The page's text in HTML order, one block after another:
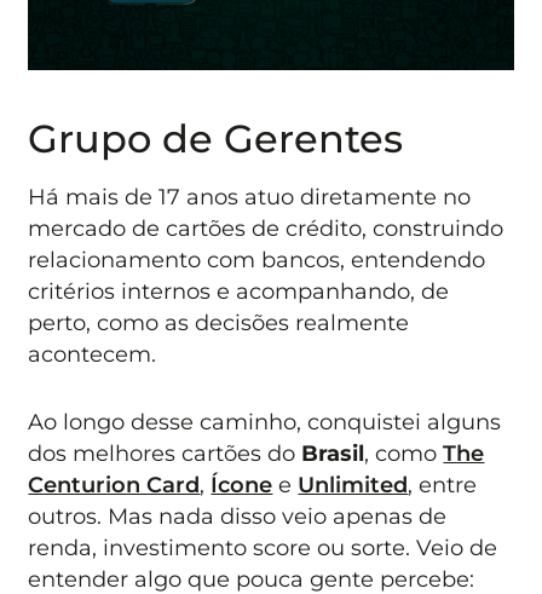
Grupo de Gerentes
Há mais de 17 anos atuo diretamente no
mercado de cartões de crédito, construindo
relacionamento com bancos, entendendo
critérios internos e acompanhando, de
perto, como as decisões realmente
acontecem.
Ao longo desse caminho, conquistei alguns
dos melhores cartões do Brasil, comoThe
Centurion Card, Ícone e Unlimited, entre
outros. Mas nada disso veio apenas de
renda, investimento score ou sorte. Veio de
entender algo que pouca gente percebe: